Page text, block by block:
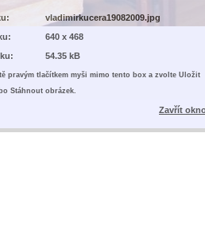
vladimirkucera19082009.jpg
640 x 468
54.35 kB
pravým tlačítkem myši mimo tento box a zvolte Uložit
Stáhnout obrázek.
Zavřít